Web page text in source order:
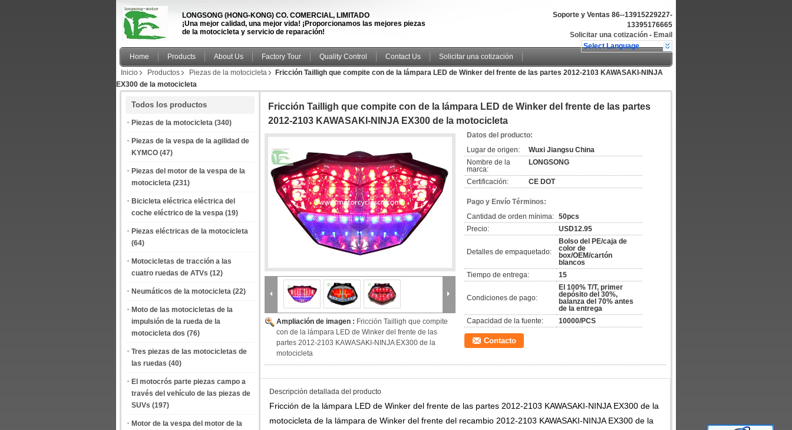
LONGSONG (HONG-KONG) CO. COMERCIAL, LIMITADO
¡Una mejor calidad, una mejor vida! ¡Proporcionamos las mejores piezas
de la motocicleta y servicio de reparación!
Soporte y Ventas 86--13915229227-
13395176665
Solicitar una cotización - Email
Select Language
Home
Products About Us Factory Tour Quality Control Contact Us
Solicitar una cotización
Inicio
Productos Piezas de la motocicleta
Fricción Tailligh que compite con de la lámpara LED de Winker del frente de las partes 2012-2103 KAWASAKI-NINJA
EX300 de la motocicleta
Todos los productos
Piezas de la motocicleta (340)
Piezas de la vespa de la agilidad de
KYMCO (47)
Piezas del motor de la vespa de la
motocicleta (231)
Bicicleta eléctrica eléctrica del
coche eléctrico de la vespa (19)
Piezas eléctricas de la motocicleta
(64)
Motocicletas de tracción a las
cuatro ruedas de ATVs (12)
Neumáticos de la motocicleta (22)
Moto de las motocicletas de la
impulsión de la rueda de la
motocicleta dos (76)
Tres piezas de las motocicletas de
las ruedas (40)
El motocrós parte piezas campo a
través del vehículo de las piezas de
SUVs (197)
Motor de la vespa del motor de la
Fricción Tailligh que compite con de la lámpara LED de Winker del frente de las partes
2012-2103 KAWASAKI-NINJA EX300 de la motocicleta
Ampliación de imagen : Fricción Tailligh que compite
con de la lámpara LED de Winker del frente de las
partes 2012-2103 KAWASAKI-NINJA EX300 de la
motocicleta
Datos del producto:
Lugar de origen:
Wuxi Jiangsu China
Nombre de la
marca:
LONGSONG
Certificación: CE DOT
Pago y Envío Términos:
Cantidad de orden mínima: 50pcs
Precio:
USD12.95
Detalles de empaquetado:
Bolso del PE/caja de
color de
box/OEM/cartón
blancos
Tiempo de entrega:
15
Condiciones de pago:
El 100% T/T, primer
depósito del 30%,
balanza del 70% antes
de la entrega
Capacidad de la fuente:
10000/PCS
Contacto
Descripción detallada del producto
Fricción de la lámpara LED de Winker del frente de las partes 2012-2103 KAWASAKI-NINJA EX300 de la
motocicleta de la lámpara de Winker del frente del recambio 2012-2103 KAWASAKI-NINJA EX300 de la